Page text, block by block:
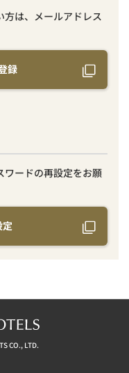
方は、メールアドレス
録
ワードの再設定をお願
CO., LTD.